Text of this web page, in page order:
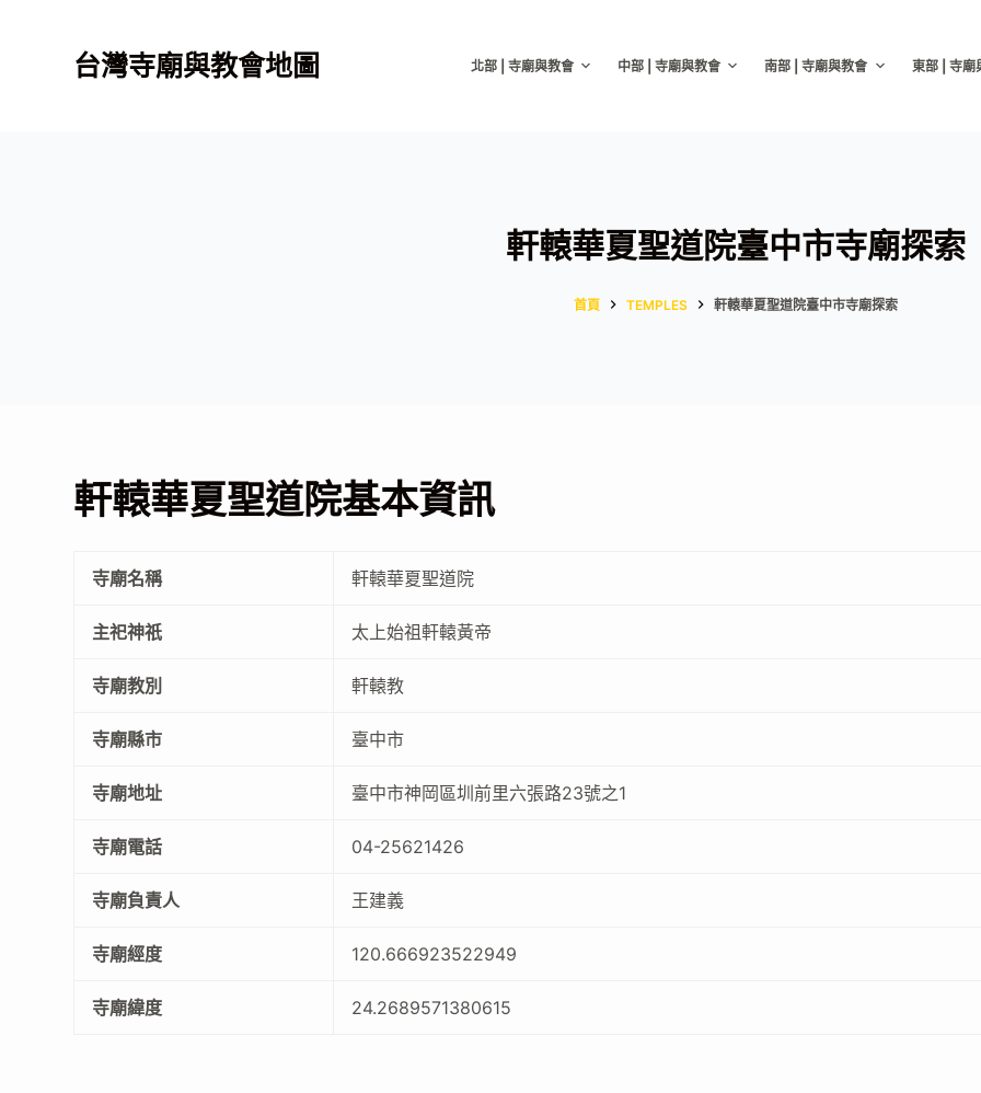
台灣寺廟與教會地圖 北部 | 寺廟與教會 中部 | 寺廟與教會 南部 | 寺廟與教會 東部 | 寺廟
軒轅華夏聖道院臺中市寺廟探索
首頁 TEMPLES 軒轅華夏聖道院臺中市寺廟探索
軒轅華夏聖道院基本資訊
寺廟名稱 軒轅華夏聖道院
主祀神祇 太上始祖軒轅黃帝
寺廟教別 軒轅教
寺廟縣市 臺中市
寺廟地址 臺中市神岡區圳前里六張路23號之1
寺廟電話 04-25621426
寺廟負責人 王建義
寺廟經度 120.666923522949
寺廟緯度 24.2689571380615